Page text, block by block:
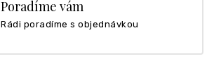
Poradíme vám
Rádi poradíme s objednávkou